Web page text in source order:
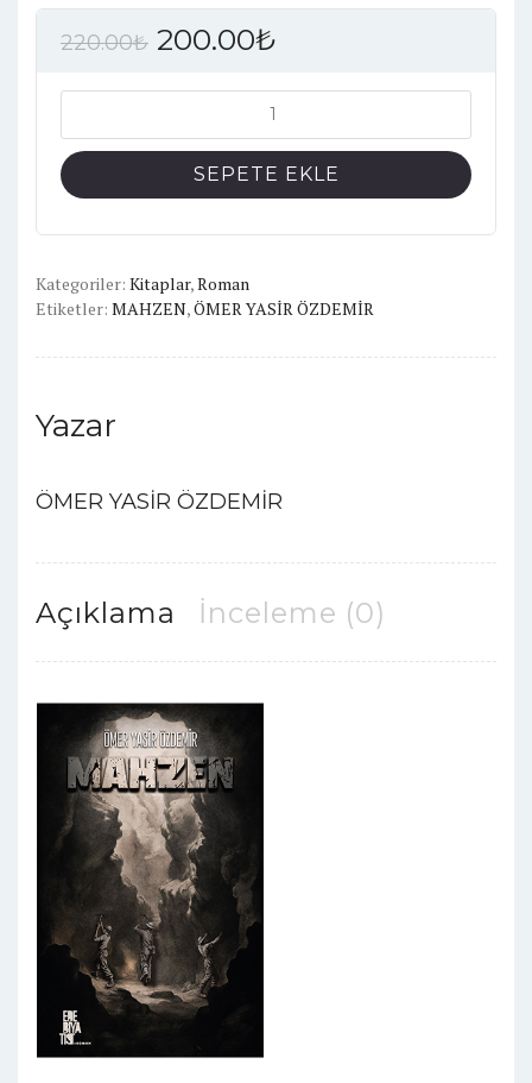
220.00₺ 200.00₺
adet
SEPETE EKLE
Kategoriler: Kitaplar,Roman
Etiketler: MAHZEN,ÖMER YASİR ÖZDEMİR
Yazar
ÖMER YASİR ÖZDEMİR
Açıklama İnceleme (0)